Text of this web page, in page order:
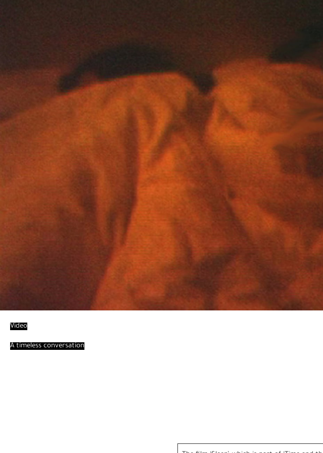
Video
A timeless conversation